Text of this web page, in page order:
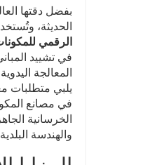
بفضل دقتها
الحديثة،
الرقمي
في تشييد
المعالجة
يلبي متطلبات
في مصانع
الخرسانية
والهندسة